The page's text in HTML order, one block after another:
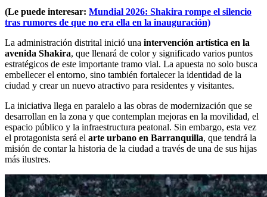
(Le puede interesar: Mundial 2026: Shakira rompe el silencio
tras rumores de que no era ella en la inauguración)
La administración distrital inició una intervención artística en la
avenida Shakira, que llenará de color y significado varios puntos
estratégicos de este importante tramo vial. La apuesta no solo busca
embellecer el entorno, sino también fortalecer la identidad de la
ciudad y crear un nuevo atractivo para residentes y visitantes.
La iniciativa llega en paralelo a las obras de modernización que se
desarrollan en la zona y que contemplan mejoras en la movilidad, el
espacio público y la infraestructura peatonal. Sin embargo, esta vez
el protagonista será el arte urbano en Barranquilla, que tendrá la
misión de contar la historia de la ciudad a través de una de sus hijas
más ilustres.